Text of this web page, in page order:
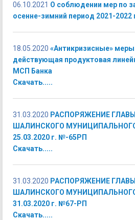
06.10.2021 О соблюдении мер по
осенне-зимний период 2021-2022
18.05.2020 «Антикризисные»
действующая продуктовая
МСП Банка
Скачать.....
31.03.2020 РАСПОРЯЖЕНИЕ
ШАЛИНСКОГО
25.03.2020 г. №-65РП
Скачать.....
31.03.2020 РАСПОРЯЖЕНИЕ
ШАЛИНСКОГО
31.03.2020 г. №67-РП
Скачать.....